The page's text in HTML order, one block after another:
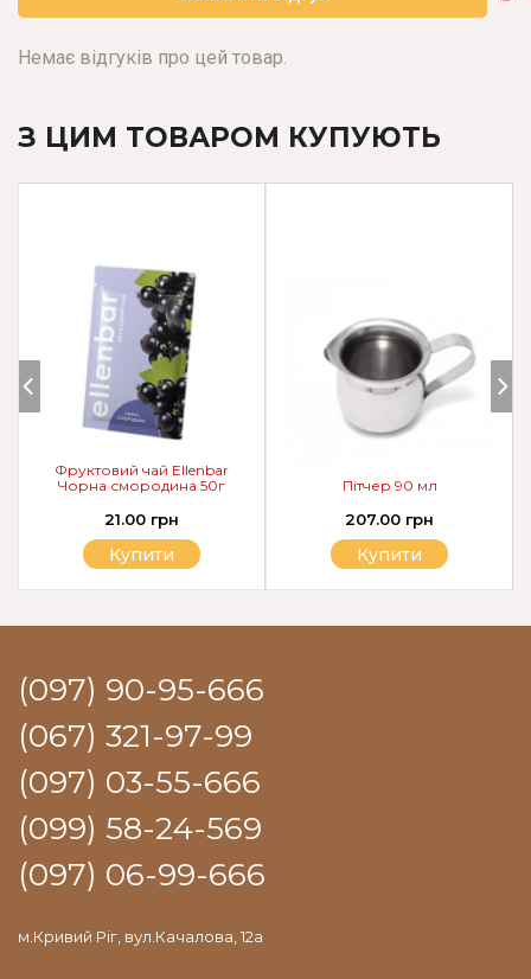
Немає відгуків про цей товар.
З ЦИМ ТОВАРОМ КУПУЮТЬ
Пітчер 90 мл
207.00 грн
Купити
Фруктовий чай Ellenbar
Чорна смородина 50г
21.00 грн
Купити
(097) 90-95-666
(067) 321-97-99
(097) 03-55-666
(099) 58-24-569
(097) 06-99-666
м.Кривий Ріг, вул.Качалова, 12а